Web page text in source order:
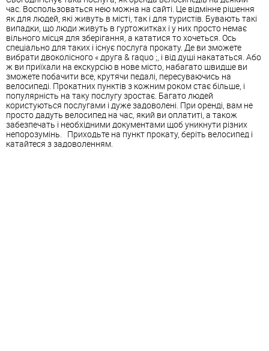
час. Воспользоваться нею можна на сайті. Це відмінне рішення
як для людей, які живуть в місті, так і для туристів. Бувають такі
випадки, що люди живуть в гуртожитках і у них просто немає
вільного місця для зберігання, а кататися то хочеться. Ось
спеціально для таких і існує послуга прокату. Де ви зможете
вибрати двоколісного « друга & raquo ;, і від душі накататься. Або
ж ви приїхали на екскурсію в нове місто, набагато швидше ви
зможете побачити все, крутячи педалі, пересуваючись на
велосипеді. Прокатних пунктів з кожним роком стає більше, і
популярність на таку послугу зростає. Багато людей
користуються послугами і дуже задоволені. При оренді, вам не
просто дадуть велосипед на час, який ви оплатиті, а також
забезпечать і необхідними документами щоб уникнути різних
непорозумінь. Приходьте на пункт прокату, беріть велосипед і
катайтеся з задоволенням.